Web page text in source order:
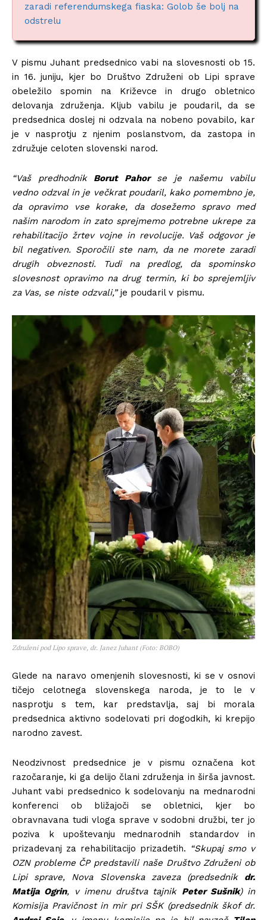
zaradi referendumskega fiaska: Golob še bolj na
odstrelu
V pismu Juhant predsednico vabi na slovesnosti ob 15.
in 16. juniju, kjer bo Društvo Združeni ob Lipi sprave
obeležilo spomin na Križevce in drugo obletnico
delovanja združenja. Kljub vabilu je poudaril, da se
predsednica doslej ni odzvala na nobeno povabilo, kar
je v nasprotju z njenim poslanstvom, da zastopa in
združuje celoten slovenski narod.
“Vaš predhodnik Borut Pahorse je našemu vabilu
vedno odzval in je večkrat poudaril, kako pomembno je,
da opravimo vse korake, da dosežemo spravo med
našim narodom in zato sprejmemo potrebne ukrepe za
rehabilitacijo žrtev vojne in revolucije. Vaš odgovor je
bil negativen. Sporočili ste nam, da ne morete zaradi
drugih obveznosti. Tudi na predlog, da spominsko
slovesnost opravimo na drug termin, ki bo sprejemljiv
za Vas, se niste odzvali,”je poudaril v pismu.
Združeni pod Lipo sprave, dr. Janez Juhant (Foto: BOBO)
Glede na naravo omenjenih slovesnosti, ki se v osnovi
tičejo celotnega slovenskega naroda, je to le v
nasprotju s tem, kar predstavlja, saj bi morala
predsednica aktivno sodelovati pri dogodkih, ki krepijo
narodno zavest.
Neodzivnost predsednice je v pismu označena kot
razočaranje, ki ga delijo člani združenja in širša javnost.
Juhant vabi predsednico k sodelovanju na mednarodni
konferenci ob bližajoči se obletnici, kjer bo
obravnavana tudi vloga sprave v sodobni družbi, ter jo
poziva k upoštevanju mednarodnih standardov in
prizadevanj za rehabilitacijo prizadetih. “Skupaj smo v
OZN probleme ČP predstavili naše Društvo Združeni ob
Lipi sprave, Nova Slovenska zaveza (predsednik dr.
Matija Ogrin, v imenu društva tajnik Peter Sušnik) in
Komisija Pravičnost in mir pri SŠK (predsednik škof dr.